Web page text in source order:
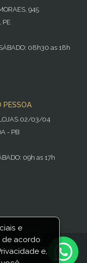
945
PE
08h30 as 18h
PESSOA
LOJAS 02/03/04
- PB
09h as 17h
DIREITOS RESERVADOS GRILLO
0001-97
e
de acordo
e,